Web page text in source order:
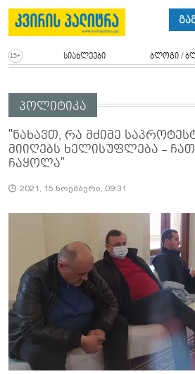
სიახლეები ბლოგი /
პოლიტიკა
"ნახავთ, რა მძიმე
მიიღებს ხელისუფლება -
ჩაყოლა"
2021, 15 ნოემბერი, 09:31